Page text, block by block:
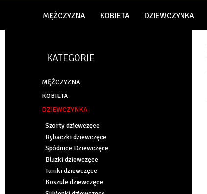
MĘŻCZYZNA KOBIETA DZIEWCZYNKA
KATEGORIE
MĘŻCZYZNA
KOBIETA
DZIEWCZYNKA
Szorty dziewczęce
Rybaczki dziewczęce
Spódnice Dziewczęce
Bluzki dziewczęce
Tuniki dziewczęce
Koszule dziewczęce